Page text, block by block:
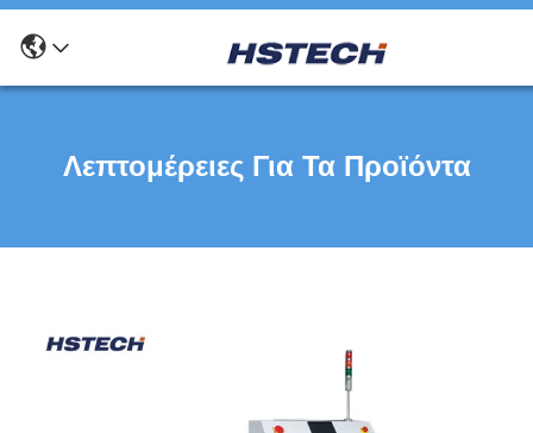
Λεπτομέρειες Για Τα Προϊόντα